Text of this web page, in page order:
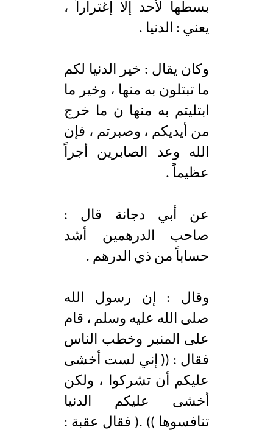
بسطها لأحد إلا إغتراراً ،
يعني : الدنيا .
وكان يقال : خير الدنيا لكم
ما تبتلون به منها ، وخير ما
ابتليتم به منها ن ما خرج
من أيديكم ، وصبرتم ، فإن
الله وعد الصابرين أجراً
عظيماً .
عن أبي دجانة قال :
صاحب الدرهمين أشد
حساباً من ذي الدرهم .
وقال : إن رسول الله
صلى الله عليه وسلم ، قام
على المنبر وخطب الناس
فقال : (( إني لست أخشى
عليكم أن تشركوا ، ولكن
أخشى عليكم الدنيا
تنافسوها )) .( فقال عقبة :